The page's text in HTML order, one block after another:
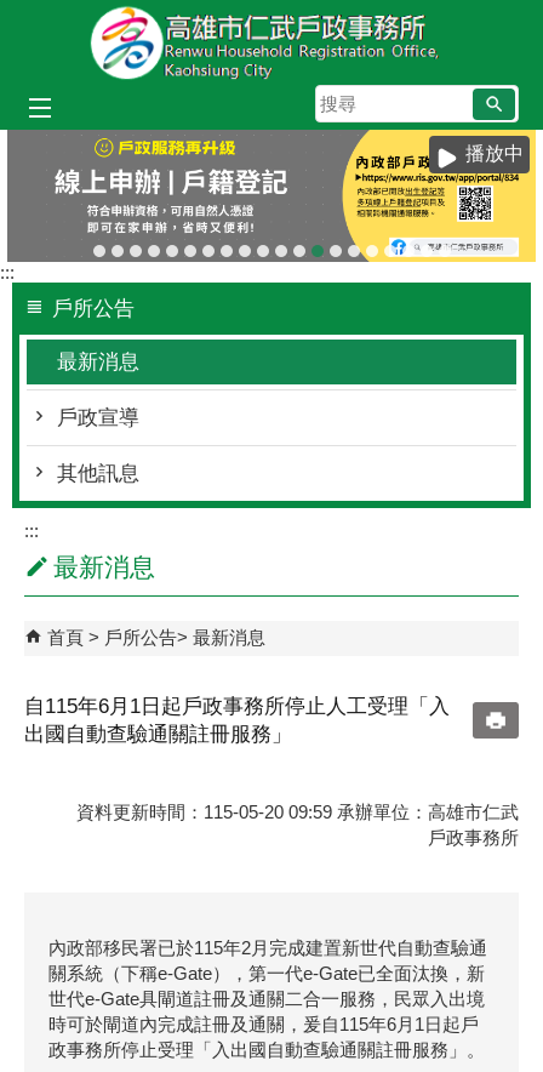
跳到主要內容區塊
搜
尋
播放中
:::
戶所公告
最新消息
戶政宣導
其他訊息
:::
最新消息
首頁 戶所公告 最新消息
自115年6月1日起戶政事務所停止人工受理「入
出國自動查驗通關註冊服務」
資料更新時間：115-05-20 09:59 承辦單位：高雄市仁武
戶政事務所
內政部移民署已於115年2月完成建置新世代自動查驗通
關系統（下稱e-Gate），第一代e-Gate已全面汰換，新
世代e-Gate具閘道註冊及通關二合一服務，民眾入出境
時可於閘道內完成註冊及通關，爰自115年6月1日起戶
政事務所停止受理「入出國自動查驗通關註冊服務」。